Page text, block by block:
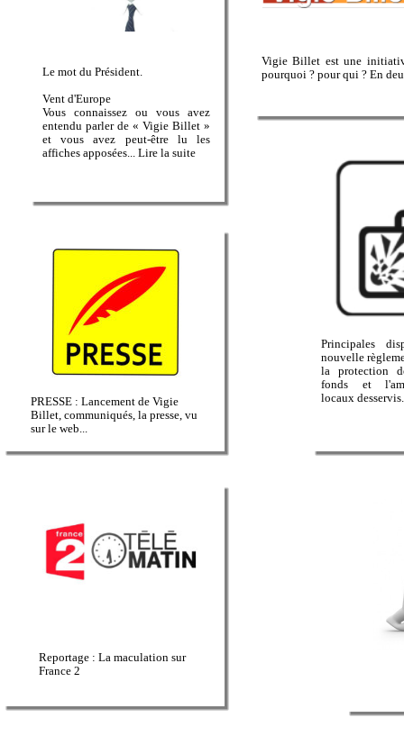
PRESSE : Lancement de Vigie
Billet, communiqués, la presse, vu
sur le web...
Vigie Billet est une
pourquoi ? pour qui ? En
Principales
nouvelle
la protection
fonds et
locaux
Reportage : La maculation sur
France 2
Le mot du Président.
Vent d'Europe
Vous connaissez ou vous avez
entendu parler de « Vigie Billet »
et vous avez peut-être lu les
affiches apposées... Lire la suite